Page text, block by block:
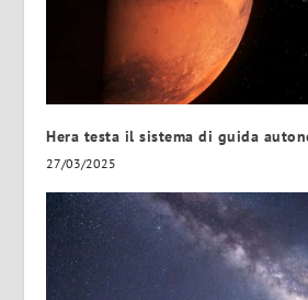
Hera testa il sistema di guida
27/03/2025